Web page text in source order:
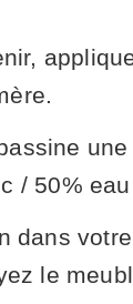
/ 50% eau
dans
le